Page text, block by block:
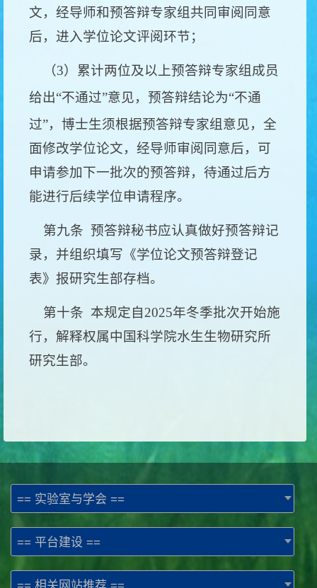
文，经导师和预答辩专家组共同审阅同意
后，进入学位论文评阅环节；
（3）累计两位及以上预答辩专家组成员
给出“不通过”意见，预答辩结论为“不通
过”，博士生须根据预答辩专家组意见，全
面修改学位论文，经导师审阅同意后，可
申请参加下一批次的预答辩，待通过后方
能进行后续学位申请程序。
第九条 预答辩秘书应认真做好预答辩记
录，并组织填写《学位论文预答辩登记
表》报研究生部存档。
第十条 本规定自2025年冬季批次开始施
行，解释权属中国科学院水生生物研究所
研究生部。
== 实验室与学会 ==
== 平台建设 ==